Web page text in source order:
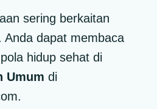
sering berkaitan
Anda dapat membaca
hidup sehat di
Umum di